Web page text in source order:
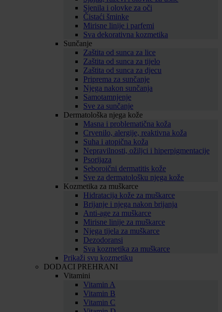
Sjenila i olovke za oči
Čistaći šminke
Mirisne linije i parfemi
Sva dekorativna kozmetika
Sunčanje
Zaštita od sunca za lice
Zaštita od sunca za tijelo
Zaštita od sunca za djecu
Priprema za sunčanje
Njega nakon sunčanja
Samotamnjenje
Sve za sunčanje
Dermatološka njega kože
Masna i problematična koža
Crvenilo, alergije, reaktivna koža
Suha i atopična koža
Nepravilnosti, ožiljci i hiperpigmentacije
Psorijaza
Seboroični dermatitis kože
Sve za dermatološku njega kože
Kozmetika za muškarce
Hidratacija kože za muškarce
Brijanje i njega nakon brijanja
Anti-age za muškarce
Mirisne linije za muškarce
Njega tijela za muškarce
Dezodoransi
Sva kozmetika za muškarce
Prikaži svu kozmetiku
DODACI PREHRANI
Vitamini
Vitamin A
Vitamin B
Vitamin C